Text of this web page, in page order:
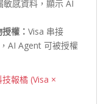
感資料，顯示 AI
權： Visa 串接
AI Agent 可被授權
技報橘 (Visa ×